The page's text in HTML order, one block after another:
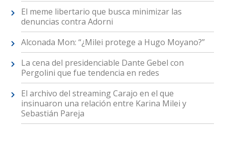
El meme libertario que busca minimizar las
denuncias contra Adorni
Alconada Mon: “¿Milei protege a Hugo Moyano?”
La cena del presidenciable Dante Gebel con
Pergolini que fue tendencia en redes
El archivo del streaming Carajo en el que
insinuaron una relación entre Karina Milei y
Sebastián Pareja